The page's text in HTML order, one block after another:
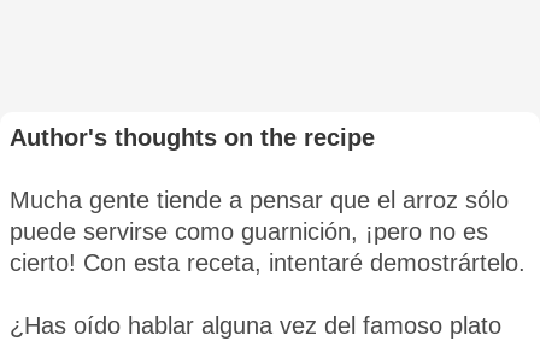
Author's thoughts on the recipe
Mucha gente tiende a pensar que el arroz sólo
puede servirse como guarnición, ¡pero no es
cierto! Con esta receta, intentaré demostrártelo.
¿Has oído hablar alguna vez del famoso plato